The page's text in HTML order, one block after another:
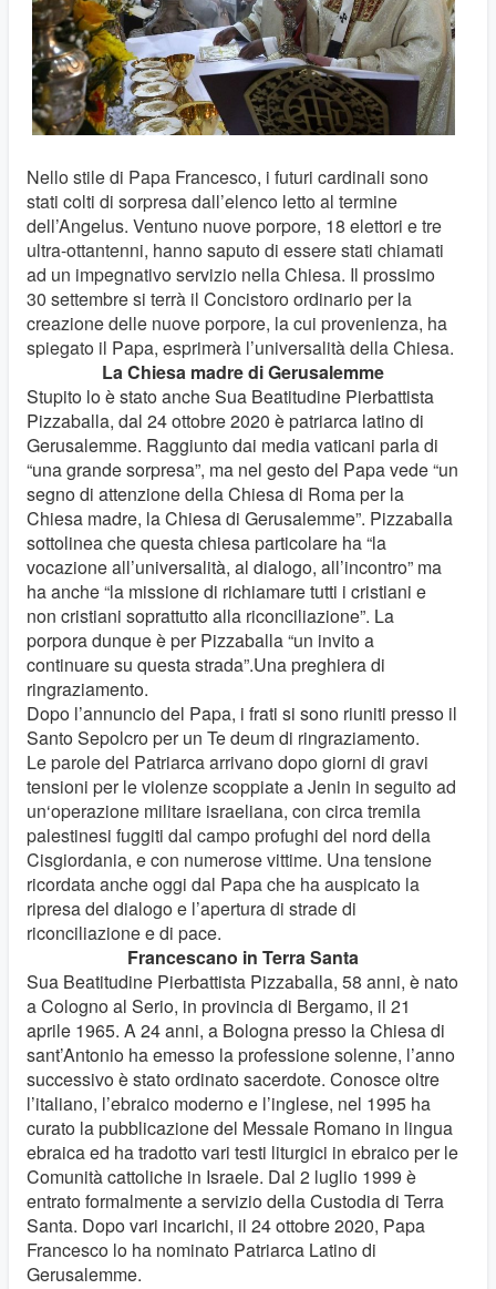
Nello stile di Papa Francesco, i futuri cardinali sono
stati colti di sorpresa dall’elenco letto al termine
dell’Angelus. Ventuno nuove porpore, 18 elettori e tre
ultra-ottantenni, hanno saputo di essere stati chiamati
ad un impegnativo servizio nella Chiesa. Il prossimo
30 settembre si terrà il Concistoro ordinario per la
creazione delle nuove porpore, la cui provenienza, ha
spiegato il Papa, esprimerà l’universalità della Chiesa.
La Chiesa madre di Gerusalemme
Stupito lo è stato anche Sua Beatitudine Pierbattista
Pizzaballa, dal 24 ottobre 2020 è patriarca latino di
Gerusalemme. Raggiunto dai media vaticani parla di
“una grande sorpresa”, ma nel gesto del Papa vede “un
segno di attenzione della Chiesa di Roma per la
Chiesa madre, la Chiesa di Gerusalemme”. Pizzaballa
sottolinea che questa chiesa particolare ha “la
vocazione all’universalità, al dialogo, all’incontro” ma
ha anche “la missione di richiamare tutti i cristiani e
non cristiani soprattutto alla riconciliazione”. La
porpora dunque è per Pizzaballa “un invito a
continuare su questa strada”.Una preghiera di
ringraziamento.
Dopo l’annuncio del Papa, i frati si sono riuniti presso il
Santo Sepolcro per un Te deum di ringraziamento.
Le parole del Patriarca arrivano dopo giorni di gravi
tensioni per le violenze scoppiate a Jenin in seguito ad
un‘operazione militare israeliana, con circa tremila
palestinesi fuggiti dal campo profughi del nord della
Cisgiordania, e con numerose vittime. Una tensione
ricordata anche oggi dal Papa che ha auspicato la
ripresa del dialogo e l’apertura di strade di
riconciliazione e di pace.
Francescano in Terra Santa
Sua Beatitudine Pierbattista Pizzaballa, 58 anni, è nato
a Cologno al Serio, in provincia di Bergamo, il 21
aprile 1965. A 24 anni, a Bologna presso la Chiesa di
sant’Antonio ha emesso la professione solenne, l’anno
successivo è stato ordinato sacerdote. Conosce oltre
l’italiano, l’ebraico moderno e l’inglese, nel 1995 ha
curato la pubblicazione del Messale Romano in lingua
ebraica ed ha tradotto vari testi liturgici in ebraico per le
Comunità cattoliche in Israele. Dal 2 luglio 1999 è
entrato formalmente a servizio della Custodia di Terra
Santa. Dopo vari incarichi, il 24 ottobre 2020, Papa
Francesco lo ha nominato Patriarca Latino di
Gerusalemme.